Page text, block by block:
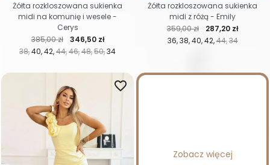
38 40 42 44 46 48 50 34
Cena regularna
385,00 zł Cena
346,50 zł
Żółta rozkloszowana sukienka
midi na komunię i wesele -
Cerys
36 38 40 42 44 34
Cena regularna
359,00 zł Cena
287,20 zł
Żółta rozkloszowana sukienka
midi z różą - Emily
favorite_border
Zobacz więcej